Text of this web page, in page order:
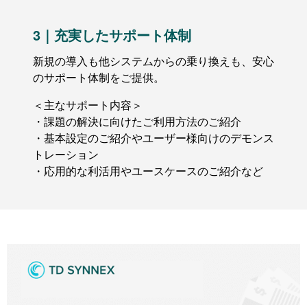
3｜充実したサポート体制
新規の導入も他システムからの乗り換えも、安心
のサポート体制をご提供。
＜主なサポート内容＞
・課題の解決に向けたご利用方法のご紹介
・基本設定のご紹介やユーザー様向けのデモンス
トレーション
・応用的な利活用やユースケースのご紹介など